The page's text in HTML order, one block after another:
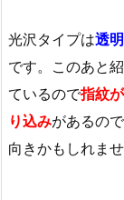
光沢タイプは透
です。このあと
ているので指紋
り込みがあるの
向きかもしれませ